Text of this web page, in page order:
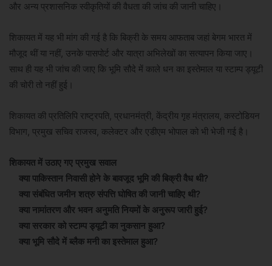
और अन्य प्रशासनिक स्वीकृतियों की वैधता की जांच की जानी चाहिए।
शिकायत में यह भी मांग की गई है कि बिक्री के समय आफताब जहां बेगम भारत में
मौजूद थीं या नहीं, उनके पासपोर्ट और यात्रा अभिलेखों का सत्यापन किया जाए।
साथ ही यह भी जांच की जाए कि भूमि सौदे में काले धन का इस्तेमाल या स्टाम्प ड्यूटी
की चोरी तो नहीं हुई।
शिकायत की प्रतिलिपि राष्ट्रपति, प्रधानमंत्री, केंद्रीय गृह मंत्रालय, कस्टोडियन
विभाग, प्रमुख सचिव राजस्व, कलेक्टर और एडीएम भोपाल को भी भेजी गई है।
शिकायत में उठाए गए प्रमुख सवाल
क्या पाकिस्तान निवासी होने के बावजूद भूमि की बिक्री वैध थी?
क्या संबंधित जमीन शत्रु संपत्ति घोषित की जानी चाहिए थी?
क्या नामांतरण और भवन अनुमति नियमों के अनुरूप जारी हुई?
क्या सरकार को स्टाम्प ड्यूटी का नुकसान हुआ?
क्या भूमि सौदे में ब्लैक मनी का इस्तेमाल हुआ?